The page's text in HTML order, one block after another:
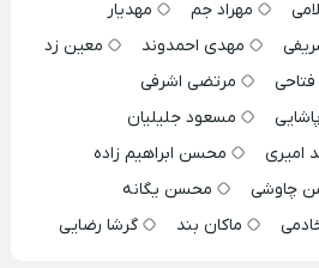
مهراد جم
مهدیار
مهدی احمدوند
معین زد
مرتضی اشرفی
مسعود جلیلیان
امیری
محسن ابراهیم زاده
چاوشی
محسن یگانه
ماکان بند گرشا رضایی